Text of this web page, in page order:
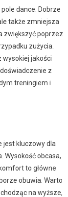
dance. Dobrze
także zmniejsza
zwiększyć poprzez
zużycia.
wysokiej jakości
z
treningiem i
jest kluczowy dla
Wysokość obcasa,
to główne
obuwia. Warto
na wyższe,